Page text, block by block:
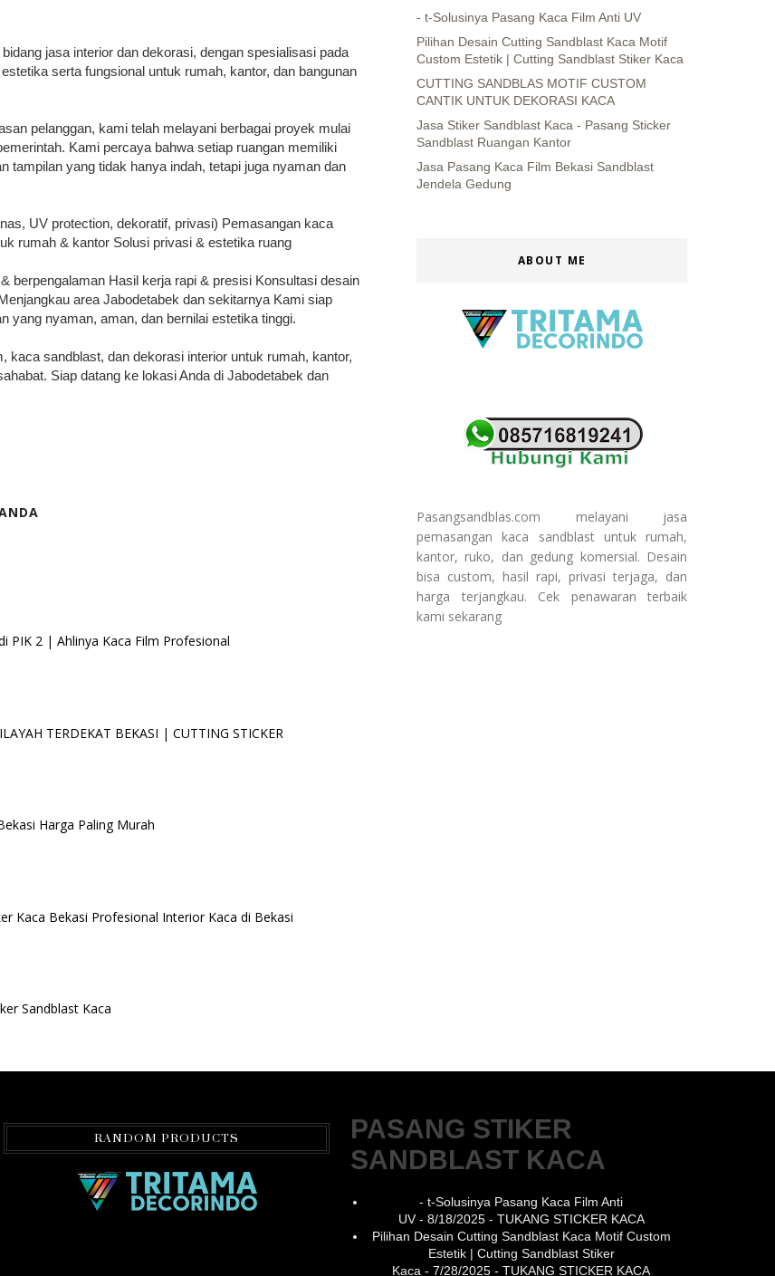
jasa interior dan dekorasi, dengan spesialisasi pada
serta fungsional untuk rumah, kantor, dan bangunan
pelanggan, kami telah melayani berbagai proyek mulai
Kami percaya bahwa setiap ruangan memiliki
tampilan yang tidak hanya indah, tetapi juga nyaman dan
UV protection, dekoratif, privasi) Pemasangan kaca
rumah & kantor Solusi privasi & estetika ruang
berpengalaman Hasil kerja rapi & presisi Konsultasi desain
area Jabodetabek dan sekitarnya Kami siap
yang nyaman, aman, dan bernilai estetika tinggi.
sandblast, dan dekorasi interior untuk rumah, kantor,
Siap datang ke lokasi Anda di Jabodetabek dan
PIK 2 | Ahlinya Kaca Film Profesional
TERDEKAT BEKASI | CUTTING STICKER
Harga Paling Murah
Kaca Bekasi Profesional Interior Kaca di Bekasi
Sandblast Kaca
- t-Solusinya Pasang Kaca Film Anti UV
Pilihan Desain Cutting Sandblast Kaca Motif
Custom Estetik | Cutting Sandblast Stiker Kaca
CUTTING SANDBLAS MOTIF CUSTOM
CANTIK UNTUK DEKORASI KACA
Jasa Stiker Sandblast Kaca - Pasang Sticker
Sandblast Ruangan Kantor
Jasa Pasang Kaca Film Bekasi Sandblast
Jendela Gedung
ABOUT ME
Pasangsandblas.com melayani jasa
pemasangan kaca sandblast untuk rumah,
kantor, ruko, dan gedung komersial. Desain
bisa custom, hasil rapi, privasi terjaga, dan
harga terjangkau. Cek penawaran terbaik
kami sekarang
RANDOM PRODUCTS
PASANG STIKER
SANDBLAST KACA
- t-Solusinya Pasang Kaca Film Anti
UV- 8/18/2025- TUKANG STICKER KACA
Pilihan Desain Cutting Sandblast Kaca Motif Custom
Estetik | Cutting Sandblast Stiker
Kaca - 7/28/2025 - TUKANG STICKER KACA